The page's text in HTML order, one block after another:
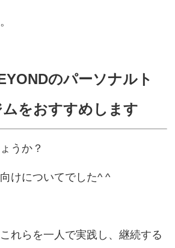
のパーソナルト
をおすすめします
うか？
けについてでした^ ^
れらを一人で実践し、継続する